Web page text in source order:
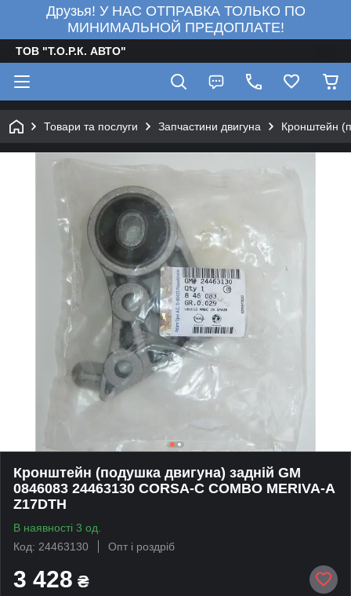
Друзья! У НАС ОТПРАВКА ТОЛЬКО ПО
МИНИМАЛЬНОЙ ПРЕДОПЛАТЕ!
ТОВ "Т.О.Р.К. АВТО"
Товари та послуги Запчастини двигуна Кронштейн
Кронштейн (подушка двигуна) задній GM
0846083 24463130 CORSA-C COMBO MERIVA-A
Z17DTH
В наявності 3 од.
Код: 24463130
Опт і роздріб
3 428 ₴